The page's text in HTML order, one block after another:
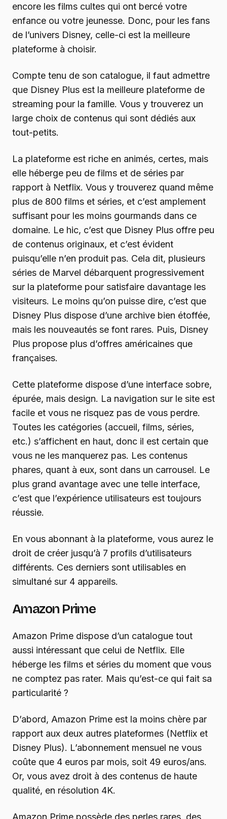
encore les films cultes qui ont bercé votre
enfance ou votre jeunesse. Donc, pour les fans
de l’univers Disney, celle-ci est la meilleure
plateforme à choisir.
Compte tenu de son catalogue, il faut admettre
que Disney Plus est la meilleure plateforme de
streaming pour la famille. Vous y trouverez un
large choix de contenus qui sont dédiés aux
tout-petits.
La plateforme est riche en animés, certes, mais
elle héberge peu de films et de séries par
rapport à Netflix. Vous y trouverez quand même
plus de 800 films et séries, et c’est amplement
suffisant pour les moins gourmands dans ce
domaine. Le hic, c’est que Disney Plus offre peu
de contenus originaux, et c’est évident
puisqu’elle n’en produit pas. Cela dit, plusieurs
séries de Marvel débarquent progressivement
sur la plateforme pour satisfaire davantage les
visiteurs. Le moins qu’on puisse dire, c’est que
Disney Plus dispose d’une archive bien étoffée,
mais les nouveautés se font rares. Puis, Disney
Plus propose plus d’offres américaines que
françaises.
Cette plateforme dispose d’une interface sobre,
épurée, mais design. La navigation sur le site est
facile et vous ne risquez pas de vous perdre.
Toutes les catégories (accueil, films, séries,
etc.) s’affichent en haut, donc il est certain que
vous ne les manquerez pas. Les contenus
phares, quant à eux, sont dans un carrousel. Le
plus grand avantage avec une telle interface,
c’est que l’expérience utilisateurs est toujours
réussie.
En vous abonnant à la plateforme, vous aurez le
droit de créer jusqu’à 7 profils d’utilisateurs
différents. Ces derniers sont utilisables en
simultané sur 4 appareils.
Amazon Prime
Amazon Prime dispose d’un catalogue tout
aussi intéressant que celui de Netflix. Elle
héberge les films et séries du moment que vous
ne comptez pas rater. Mais qu’est-ce qui fait sa
particularité ?
D’abord, Amazon Prime est la moins chère par
rapport aux deux autres plateformes (Netflix et
Disney Plus). L’abonnement mensuel ne vous
coûte que 4 euros par mois, soit 49 euros/ans.
Or, vous avez droit à des contenus de haute
qualité, en résolution 4K.
Amazon Prime possède des perles rares, des